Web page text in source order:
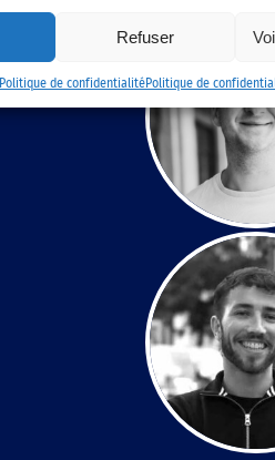
Refuser
Politique de confidentialitéPolitique de